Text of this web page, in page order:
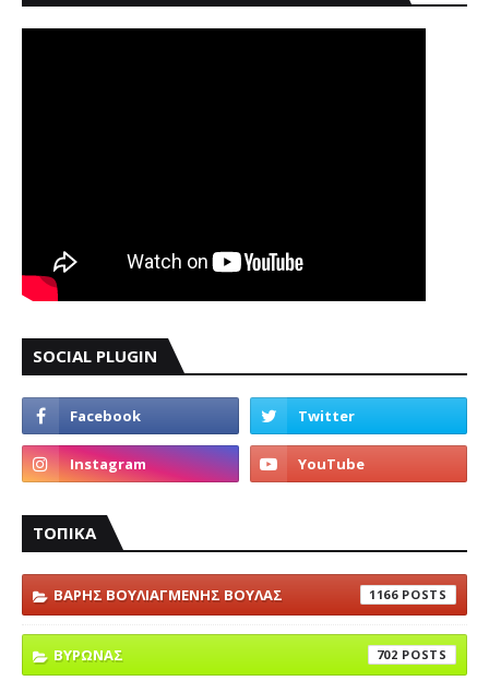
SOCIAL PLUGIN
ΤΟΠΙΚΑ
ΒΑΡΗΣ ΒΟΥΛΙΑΓΜΕΝΗΣ ΒΟΥΛΑΣ 1166
ΒΥΡΩΝΑΣ 702